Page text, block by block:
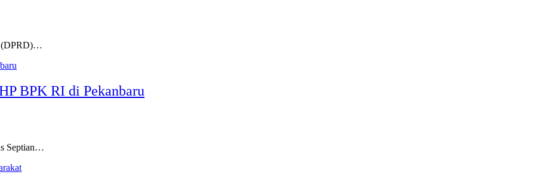
(DPRD)…
BPK RI di Pekanbaru
Septian…